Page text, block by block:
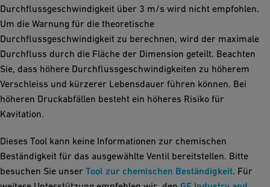
Durchflussgeschwindigkeit über 3 m/s wird nicht empfohlen.
Um die Warnung für die theoretische
Durchflussgeschwindigkeit zu berechnen, wird der maximale
Durchfluss durch die Fläche der Dimension geteilt. Beachten
Sie, dass höhere Durchflussgeschwindigkeiten zu höherem
Verschleiss und kürzerer Lebensdauer führen können. Bei
höheren Druckabfällen besteht ein höheres Risiko für
Kavitation.
Dieses Tool kann keine Informationen zur chemischen
Beständigkeit für das ausgewählte Ventil bereitstellen. Bitte
besuchen Sie unser Tool zur chemischen Beständigkeit. Für